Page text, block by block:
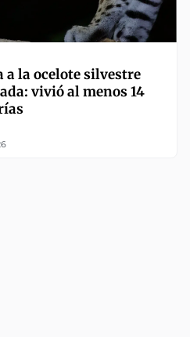
a la ocelote silvestre
vivió al menos 14